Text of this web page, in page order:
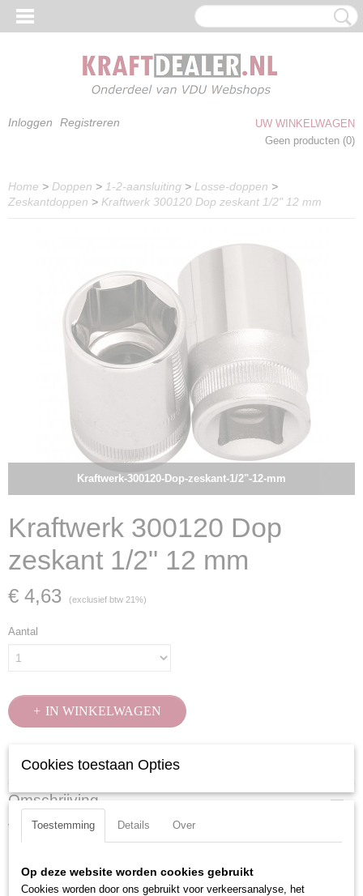
Inloggen Registreren
UW WINKELWAGEN
Geen producten (0)
Home > Doppen > 1-2-aansluiting > Losse-doppen >
Zeskantdoppen > Kraftwerk 300120 Dop zeskant 1/2" 12 mm
Kraftwerk-300120-Dop-zeskant-1/2"-12-mm
Kraftwerk 300120 Dop
zeskant 1/2" 12 mm
€ 4,63 (exclusief btw 21%)
Aantal
IN WINKELWAGEN
Specificaties
Productcode
300120
EAN code
7612206003803
300120
Omschrijving
Verchroomd en voorzien van gekartelde rand.
Materiaal: Chroom Vanadium
Cookies toestaan Opties
Toestemming Details Over
Op deze website worden cookies gebruikt
Cookies worden door ons gebruikt voor verkeersanalyse, het